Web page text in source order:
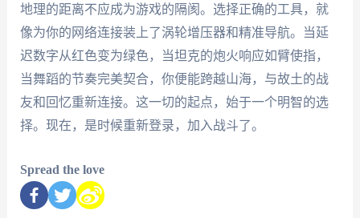
地理的距离不应成为游戏的隔阂。选择正确的工具，就
像为你的网络连接装上了涡轮增压器和精准导航。当延
迟数字从红色变为绿色，当坦克的炮火响应如臂使指，
当舞蹈的节奏完美契合，你便能跨越山海，与故土的战
友和回忆重新连接。这一切的起点，始于一个明智的选
择。现在，是时候重新登录，加入战斗了。
Spread the love